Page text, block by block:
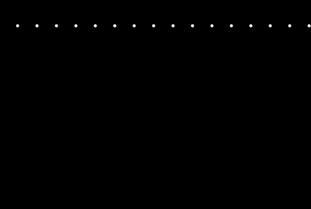
・・・・・・・・・・・・・・